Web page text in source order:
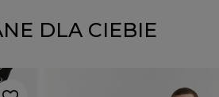
DLA CIEBIE